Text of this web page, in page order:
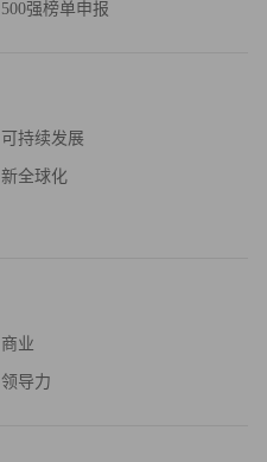
500强榜单申报
可持续发展
新全球化
商业
领导力